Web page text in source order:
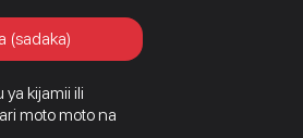
(sadaka)
kijamii ili
moto moto na